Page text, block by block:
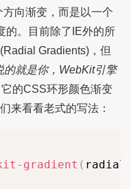
向渐变，而是以一个
的。目前除了IE外的所
Gradients)，但
的就是你，WebKit引擎
的CSS环形颜色渐变
来看看老式的写法：
gradient (